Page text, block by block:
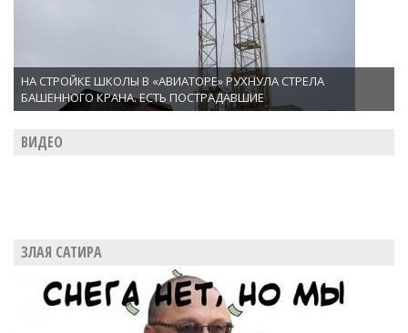
НА СТРОЙКЕ ШКОЛЫ В «АВИАТОРЕ» РУХНУЛА СТРЕЛА
БАШЕННОГО КРАНА. ЕСТЬ ПОСТРАДАВШИЕ
ВИДЕО
ЗЛАЯ САТИРА